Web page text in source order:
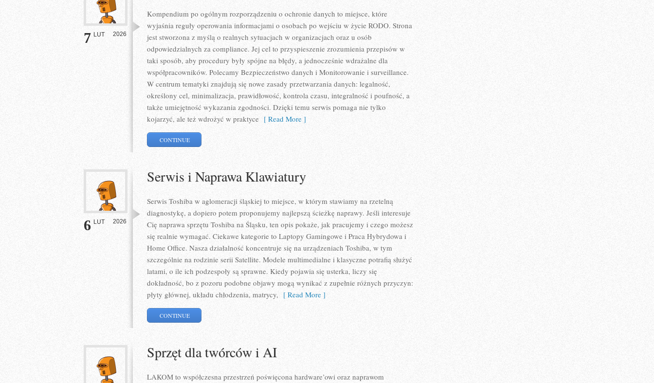
7 LUT 2026
Kompendium po ogólnym rozporządzeniu o ochronie danych to miejsce, które
wyjaśnia reguły operowania informacjami o osobach po wejściu w życie RODO. Strona
jest stworzona z myślą o realnych sytuacjach w organizacjach oraz u osób
odpowiedzialnych za compliance. Jej cel to przyspieszenie zrozumienia przepisów w
taki sposób, aby procedury były spójne na błędy, a jednocześnie wdrażalne dla
współpracowników. Polecamy Bezpieczeństwo danych i Monitorowanie i surveillance.
W centrum tematyki znajdują się nowe zasady przetwarzania danych: legalność,
określony cel, minimalizacja, prawidłowość, kontrola czasu, integralność i poufność, a
także umiejętność wykazania zgodności. Dzięki temu serwis pomaga nie tylko
kojarzyć, ale też wdrożyć w praktyce [ Read More ]
CONTINUE
6 LUT 2026
Serwis i Naprawa Klawiatury
Serwis Toshiba w aglomeracji śląskiej to miejsce, w którym stawiamy na rzetelną
diagnostykę, a dopiero potem proponujemy najlepszą ścieżkę naprawy. Jeśli interesuje
Cię naprawa sprzętu Toshiba na Śląsku, ten opis pokaże, jak pracujemy i czego możesz
się realnie wymagać. Ciekawe kategorie to Laptopy Gamingowe i Praca Hybrydowa i
Home Office. Nasza działalność koncentruje się na urządzeniach Toshiba, w tym
szczególnie na rodzinie serii Satellite. Modele multimedialne i klasyczne potrafią służyć
latami, o ile ich podzespoły są sprawne. Kiedy pojawia się usterka, liczy się
dokładność, bo z pozoru podobne objawy mogą wynikać z zupełnie różnych przyczyn:
płyty głównej, układu chłodzenia, matrycy, [ Read More ]
CONTINUE
Sprzęt dla twórców i AI
LAKOM to współczesna przestrzeń poświęcona hardware’owi oraz naprawom